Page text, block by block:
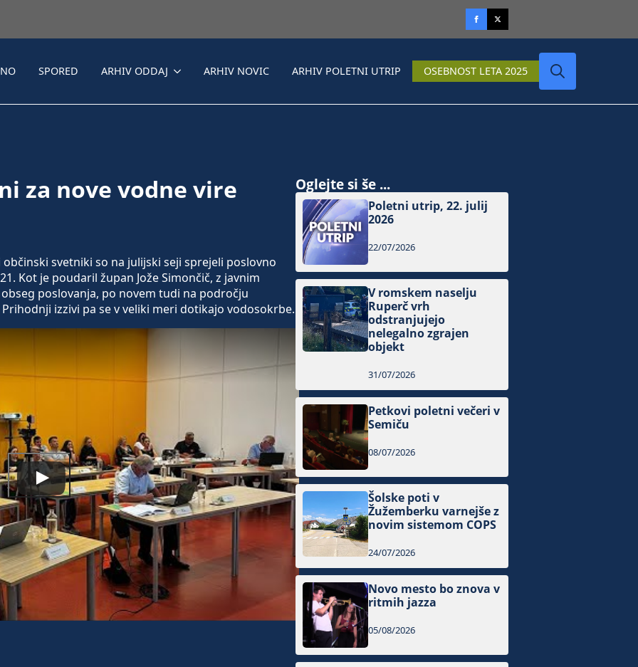
SPORED ARHIV ODDAJ ARHIV NOVIC ARHIV POLETNI UTRIP OSEBNOST LETA 2025
za nove vodne vire
občinski svetniki so na julijski seji sprejeli poslovno
Kot je poudaril župan Jože Simončič, z javnim
poslovanja, po novem tudi na področju
izzivi pa se v veliki meri dotikajo vodosokrbe.
Oglejte si še ...
Poletni utrip, 22. julij
2026
22/07/2026
V romskem naselju
Ruperč vrh
odstranjujejo
nelegalno zgrajen
objekt
31/07/2026
Petkovi poletni večeri v
Semiču
08/07/2026
Šolske poti v
Žužemberku varnejše z
novim sistemom COPS
24/07/2026
Novo mesto bo znova v
ritmih jazza
05/08/2026